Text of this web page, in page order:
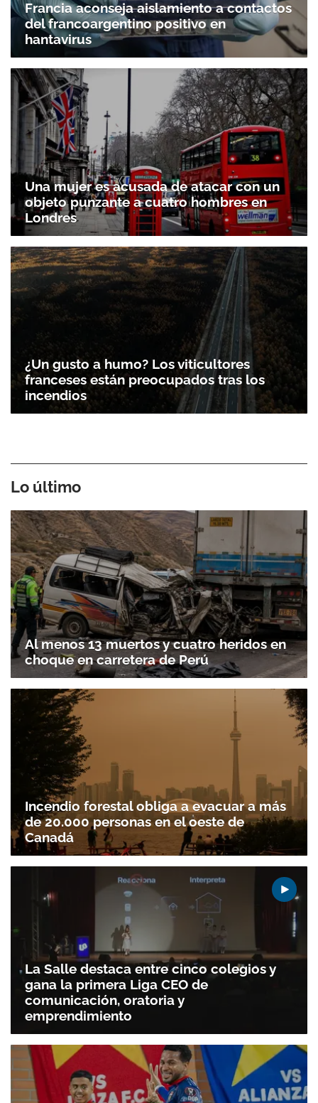
Francia aconseja aislamiento a contactos
del francoargentino positivo en
hantavirus
Una mujer es acusada de atacar con un
objeto punzante a cuatro hombres en
Londres
¿Un gusto a humo? Los viticultores
franceses están preocupados tras los
incendios
Lo último
Al menos 13 muertos y cuatro heridos en
choque en carretera de Perú
Incendio forestal obliga a evacuar a más
de 20.000 personas en el oeste de
Canadá
La Salle destaca entre cinco colegios y
gana la primera Liga CEO de
comunicación, oratoria y
emprendimiento